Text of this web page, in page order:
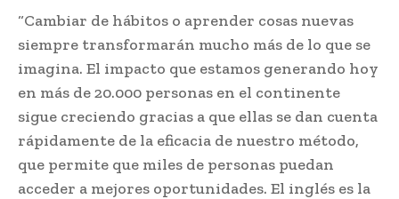
“Cambiar de hábitos o aprender cosas nuevas
siempre transformarán mucho más de lo que se
imagina. El impacto que estamos generando hoy
en más de 20.000 personas en el continente
sigue creciendo gracias a que ellas se dan cuenta
rápidamente de la eficacia de nuestro método,
que permite que miles de personas puedan
acceder a mejores oportunidades. El inglés es la